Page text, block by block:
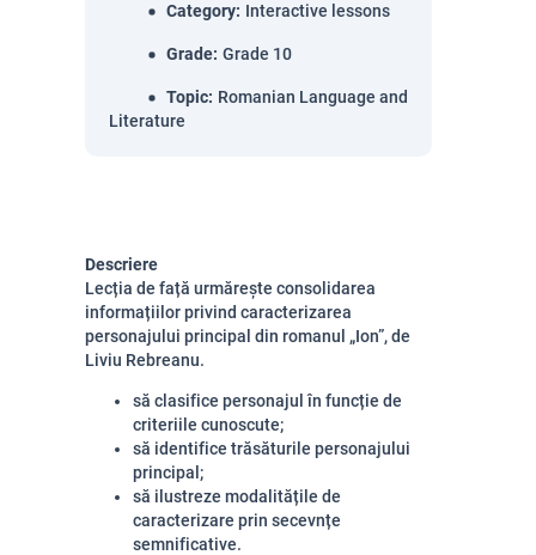
Category: Interactive lessons
Grade: Grade 10
Topic: Romanian Language and
Literature
Descriere
Lecția de față urmărește consolidarea
informațiilor privind caracterizarea
personajului principal din romanul „Ion”, de
Liviu Rebreanu.
să clasifice personajul în funcție de
criteriile cunoscute;
să identifice trăsăturile personajului
principal;
să ilustreze modalitățile de
caracterizare prin secevnțe
semnificative.